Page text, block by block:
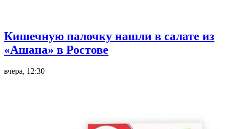
Кишечную палочку нашли в салате из
«Ашана» в Ростове
вчера, 12:30